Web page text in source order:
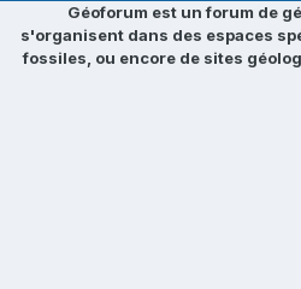
Géoforum est un forum de
s'organisent dans des espaces
fossiles, ou encore de sites